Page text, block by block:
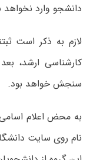
دانشجو وارد نخواهد
لازم به ذکر است
کارشناسی ارشد،
سنجش خواهد بود.
به محض اعلام
نام روی سایت